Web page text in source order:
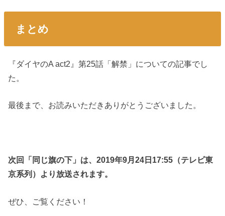
まとめ
『ダイヤのA act2』第25話「解禁」についての記事でし
た。
最後まで、お読みいただきありがとうございました。
次回「同じ旗の下」は、2019年9月24日17:55（テレビ東
京系列）より放送されます。
ぜひ、ご覧ください！